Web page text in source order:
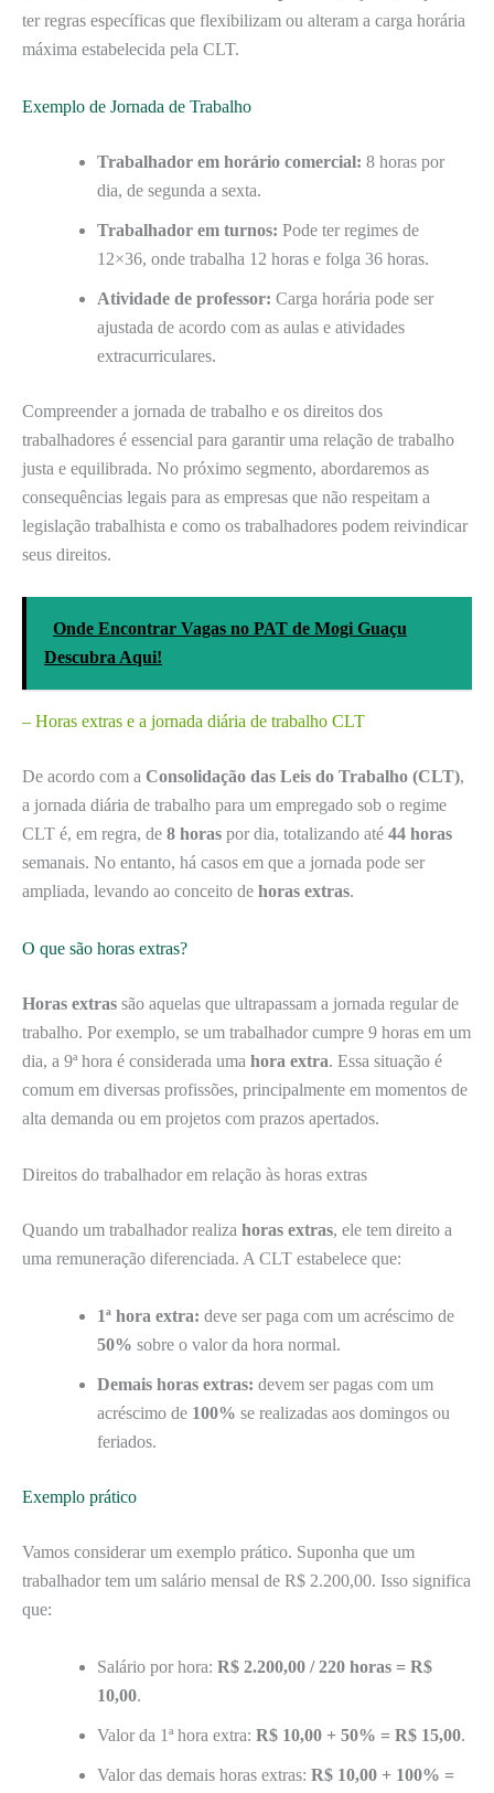
ter regras específicas que flexibilizam ou alteram a carga horária
máxima estabelecida pela CLT.
Exemplo de Jornada de Trabalho
Trabalhador em horário comercial: 8 horas por
dia, de segunda a sexta.
Trabalhador em turnos: Pode ter regimes de
12×36, onde trabalha 12 horas e folga 36 horas.
Atividade de professor: Carga horária pode ser
ajustada de acordo com as aulas e atividades
extracurriculares.
Compreender a jornada de trabalho e os direitos dos
trabalhadores é essencial para garantir uma relação de trabalho
justa e equilibrada. No próximo segmento, abordaremos as
consequências legais para as empresas que não respeitam a
legislação trabalhista e como os trabalhadores podem reivindicar
seus direitos.
Onde Encontrar Vagas no PAT de Mogi Guaçu
Descubra Aqui!
– Horas extras e a jornada diária de trabalho CLT
De acordo com a Consolidação das Leis do Trabalho (CLT),
a jornada diária de trabalho para um empregado sob o regime
CLT é, em regra, de 8 horas por dia, totalizando até 44 horas
semanais. No entanto, há casos em que a jornada pode ser
ampliada, levando ao conceito de horas extras.
O que são horas extras?
Horas extras são aquelas que ultrapassam a jornada regular de
trabalho. Por exemplo, se um trabalhador cumpre 9 horas em um
dia, a 9ª hora é considerada uma hora extra. Essa situação é
comum em diversas profissões, principalmente em momentos de
alta demanda ou em projetos com prazos apertados.
Direitos do trabalhador em relação às horas extras
Quando um trabalhador realiza horas extras, ele tem direito a
uma remuneração diferenciada. A CLT estabelece que:
1ª hora extra: deve ser paga com um acréscimo de
50% sobre o valor da hora normal.
Demais horas extras: devem ser pagas com um
acréscimo de 100% se realizadas aos domingos ou
feriados.
Exemplo prático
Vamos considerar um exemplo prático. Suponha que um
trabalhador tem um salário mensal de R$ 2.200,00. Isso significa
que:
Salário por hora: R$ 2.200,00 / 220 horas = R$
10,00.
Valor da 1ª hora extra: R$ 10,00 + 50% = R$ 15,00.
Valor das demais horas extras: R$ 10,00 + 100% =